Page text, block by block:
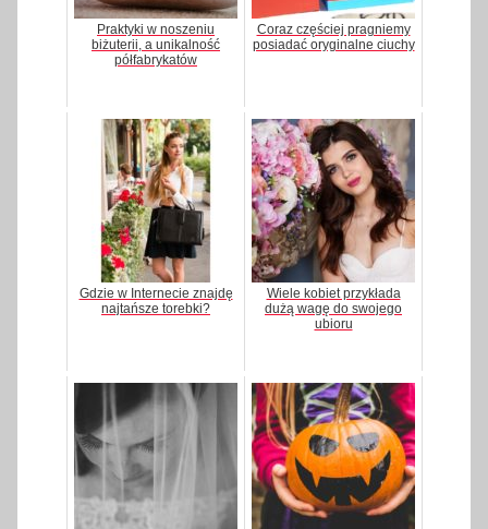
Praktyki w noszeniu
biżuterii, a unikalność
półfabrykatów
Coraz częściej pragniemy
posiadać oryginalne ciuchy
Gdzie w Internecie znajdę
najtańsze torebki?
Wiele kobiet przykłada
dużą wagę do swojego
ubioru